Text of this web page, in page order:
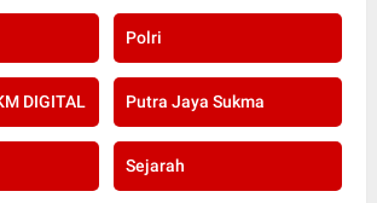
Polri
DIGITAL Putra Jaya Sukma
Sejarah